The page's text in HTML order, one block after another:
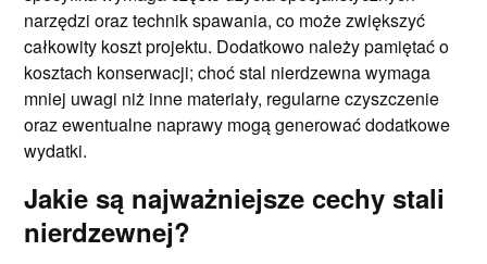
narzędzi oraz technik spawania, co może zwiększyć
całkowity koszt projektu. Dodatkowo należy pamiętać o
kosztach konserwacji; choć stal nierdzewna wymaga
mniej uwagi niż inne materiały, regularne czyszczenie
oraz ewentualne naprawy mogą generować dodatkowe
wydatki.
Jakie są najważniejsze cechy stali
nierdzewnej?